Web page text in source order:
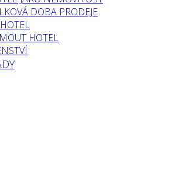
DOBA PRODEJE
HOTEL